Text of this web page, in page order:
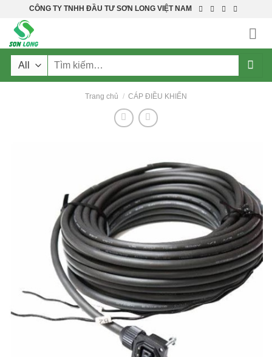
content
CÔNG TY TNHH ĐẦU TƯ SƠN LONG VIỆT NAM
Tìm
Trang chủ / CÁP ĐIỀU KHIỂN